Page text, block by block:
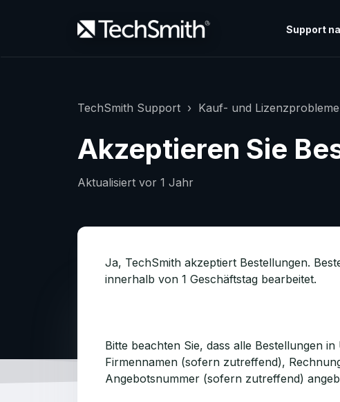
Support
TechSmith Support Kauf- und Lizenzprobleme
Akzeptieren Sie
Aktualisiert vor 1 Jahr
Ja, TechSmith akzeptiert Bestellungen.
innerhalb von 1 Geschäftstag bearbeitet.
Bitte beachten Sie, dass alle Bestellungen
Firmennamen (sofern zutreffend),
Angebotsnummer (sofern zutreffend)